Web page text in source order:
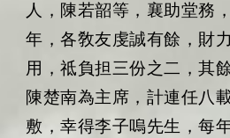
人，陳若韶等，襄助堂務
年，各敎友虔誠有餘，財
用，祗負担三份之二，其
陳楚南為主席，計連任八
敷，幸得李子嗚先生，每